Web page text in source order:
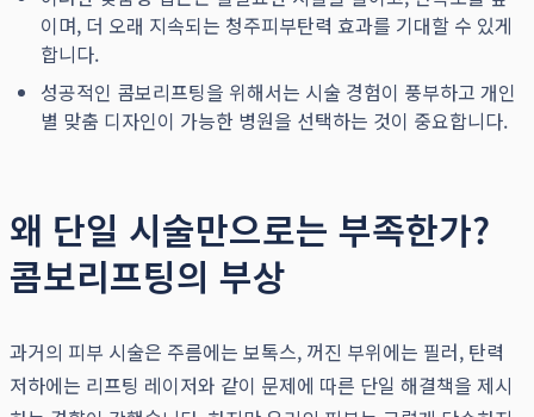
이며, 더 오래 지속되는 청주피부탄력 효과를 기대할 수 있게
합니다.
성공적인 콤보리프팅을 위해서는 시술 경험이 풍부하고 개인
별 맞춤 디자인이 가능한 병원을 선택하는 것이 중요합니다.
왜 단일 시술만으로는 부족한가?
콤보리프팅의 부상
과거의 피부 시술은 주름에는 보톡스, 꺼진 부위에는 필러, 탄력
저하에는 리프팅 레이저와 같이 문제에 따른 단일 해결책을 제시